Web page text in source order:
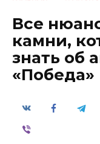
Все
камни,
знать об
«Победа»